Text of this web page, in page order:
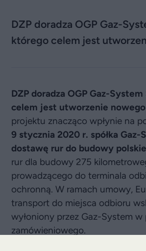
DZP doradza OGP Gaz-
którego celem jest
DZP doradza OGP Gaz-
celem jest utworzenie
projektu znacząco wpłynie na
9 stycznia 2020 r. spółka
dostawę rur do budowy
rur dla budowy 275
prowadzącego do terminala
ochronną. W ramach umowy,
transport do miejsca odbioru
wyłoniony przez Gaz-System
zamówieniowego.
W ramach doradztwa